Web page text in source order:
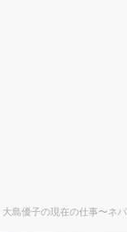
大島優子の現在の仕事〜ネ